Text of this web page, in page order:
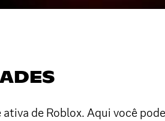
de Roblox. Aqui você